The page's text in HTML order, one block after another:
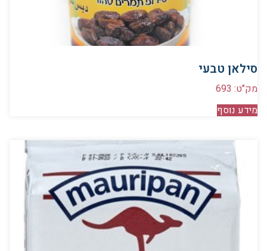
סילאן טבעי
מק"ט: 693
מידע נוסף